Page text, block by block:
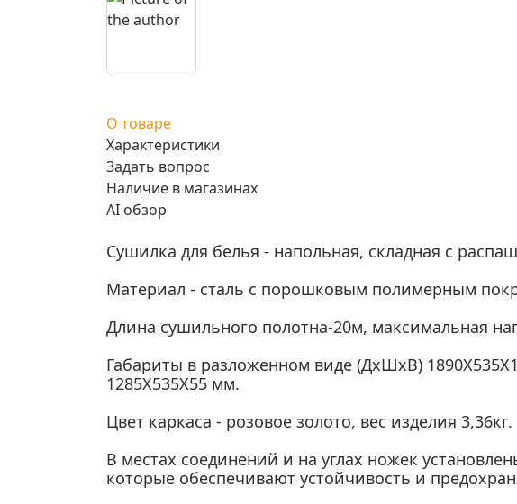
О товаре
Характеристики
Задать вопрос
Наличие в магазинах
AI обзор
Сушилка для белья - напольная, складная с
Материал - сталь с порошковым полимерным
Длина сушильного полотна-20м, максимальная
Габариты в разложенном виде (ДхШхВ)
1285X535X55 мм.
Цвет каркаса - розовое золото, вес изделия 3,36кг.
В местах соединений и на углах ножек
которые обеспечивают устойчивость и